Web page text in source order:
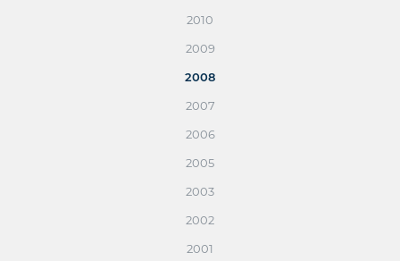
2010
2009
2008
2007
2006
2005
2003
2002
2001